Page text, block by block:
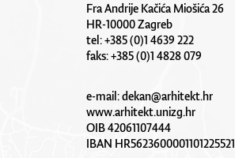
Fra Andrije Kačića Miošića 26
HR-10000 Zagreb
tel: +385 (0)1 4639 222
faks: +385 (0)1 4828 079
e-mail:dekan@arhitekt.hr
www.arhitekt.unizg.hr
OIB 42061107444
IBAN HR5623600001101225521